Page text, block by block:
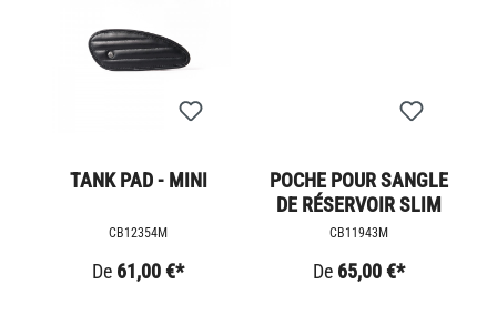
TANK PAD - MINI
CB12354M
De 61,00 €*
POCHE POUR SANGLE
DE RÉSERVOIR SLIM
CB11943M
De 65,00 €*